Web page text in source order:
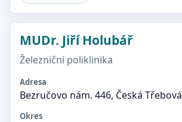
MUDr. Jiří Holubář
Železniční poliklinika
Adresa
Bezručovo nám. 446, Česká Třebová
Okres